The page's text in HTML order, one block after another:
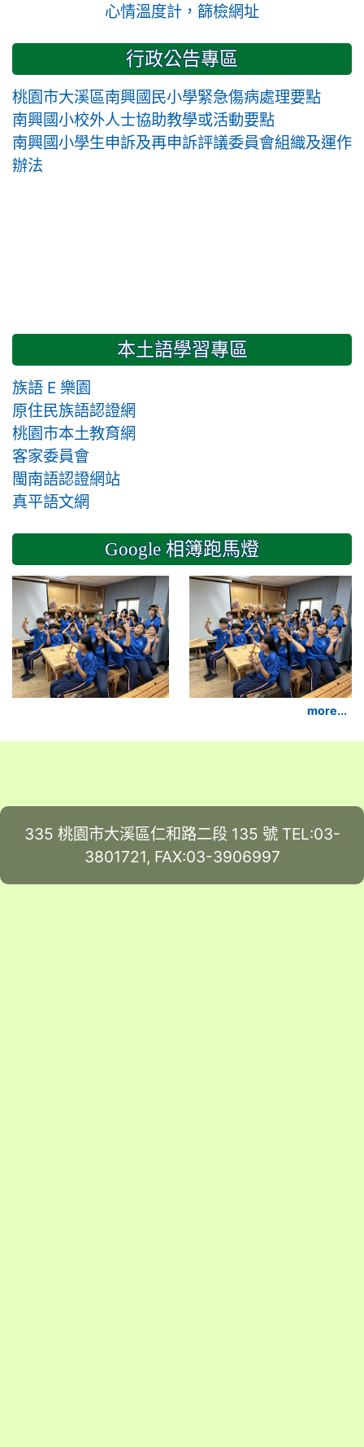
心情溫度計，篩檢網址
行政公告專區
桃園市大溪區南興國民小學緊急傷病處理要點
南興國小校外人士協助教學或活動要點
南興國小學生申訴及再申訴評議委員會組織及運作
辦法
本土語學習專區
族語 E 樂園
原住民族語認證網
桃園市本土教育網
客家委員會
閩南語認證網站
真平語文網
Google 相簿跑馬燈
2024-11-14 六年級三和
more...
335 桃園市大溪區仁和路二段 135 號 TEL:03-
3801721, FAX:03-3906997